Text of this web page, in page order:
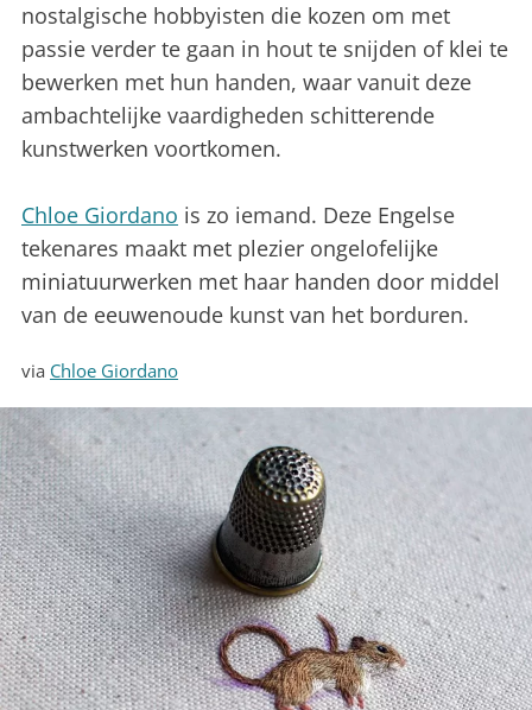
nostalgische hobbyisten die kozen om met
passie verder te gaan in hout te snijden of klei te
bewerken met hun handen, waar vanuit deze
ambachtelijke vaardigheden schitterende
kunstwerken voortkomen.
Chloe Giordano is zo iemand. Deze Engelse
tekenares maakt met plezier ongelofelijke
miniatuurwerken met haar handen door middel
van de eeuwenoude kunst van het borduren.
via Chloe Giordano